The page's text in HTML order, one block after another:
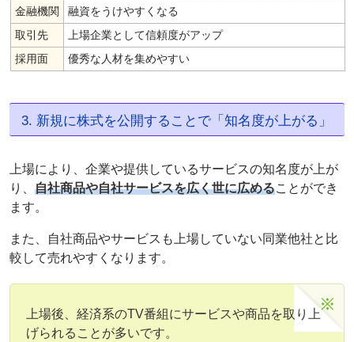
金融機関
融資をうけやすくなる
取引先
上場企業として信頼度がアップ
採用面
優秀な人材を集めやすい
3. 新規に株式を公開することで「知名度が上がる」
上場により、企業や提供しているサービスの知名度が上が
り、 自社商品や自社サービスを広く世に広めることができ
ます。
また、自社商品やサービスも上場していない同業他社と比
較して売れやすくなります。
上場後、経済系のTV番組にサービスや商品を取り上
げられることが多いです。